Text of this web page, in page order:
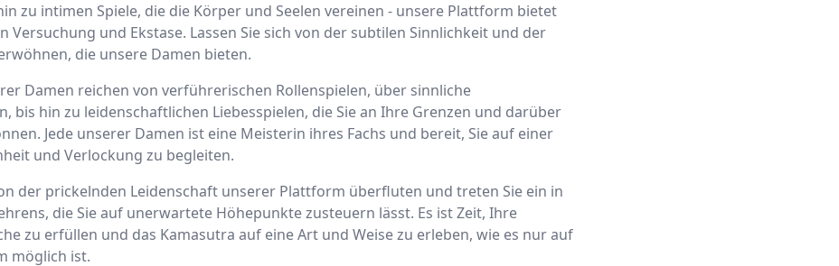
zu intimen Spiele, die die Körper und Seelen vereinen - unsere Plattform bietet
Versuchung und Ekstase. Lassen Sie sich von der subtilen Sinnlichkeit und der
die unsere Damen bieten.
Damen reichen von verführerischen Rollenspielen, über sinnliche
bis hin zu leidenschaftlichen Liebesspielen, die Sie an Ihre Grenzen und darüber
Jede unserer Damen ist eine Meisterin ihres Fachs und bereit, Sie auf einer
und Verlockung zu begleiten.
der prickelnden Leidenschaft unserer Plattform überfluten und treten Sie ein in
die Sie auf unerwartete Höhepunkte zusteuern lässt. Es ist Zeit, Ihre
zu erfüllen und das Kamasutra auf eine Art und Weise zu erleben, wie es nur auf
möglich ist.